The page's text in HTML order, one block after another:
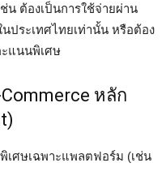
ต้องเป็นการใช้จ่ายผ่าน
ประเทศไทยเท่านั้น หรือต้อง
ะแนนพิเศษ
หลัก
ศษเฉพาะแพลตฟอร์ม (เช่น